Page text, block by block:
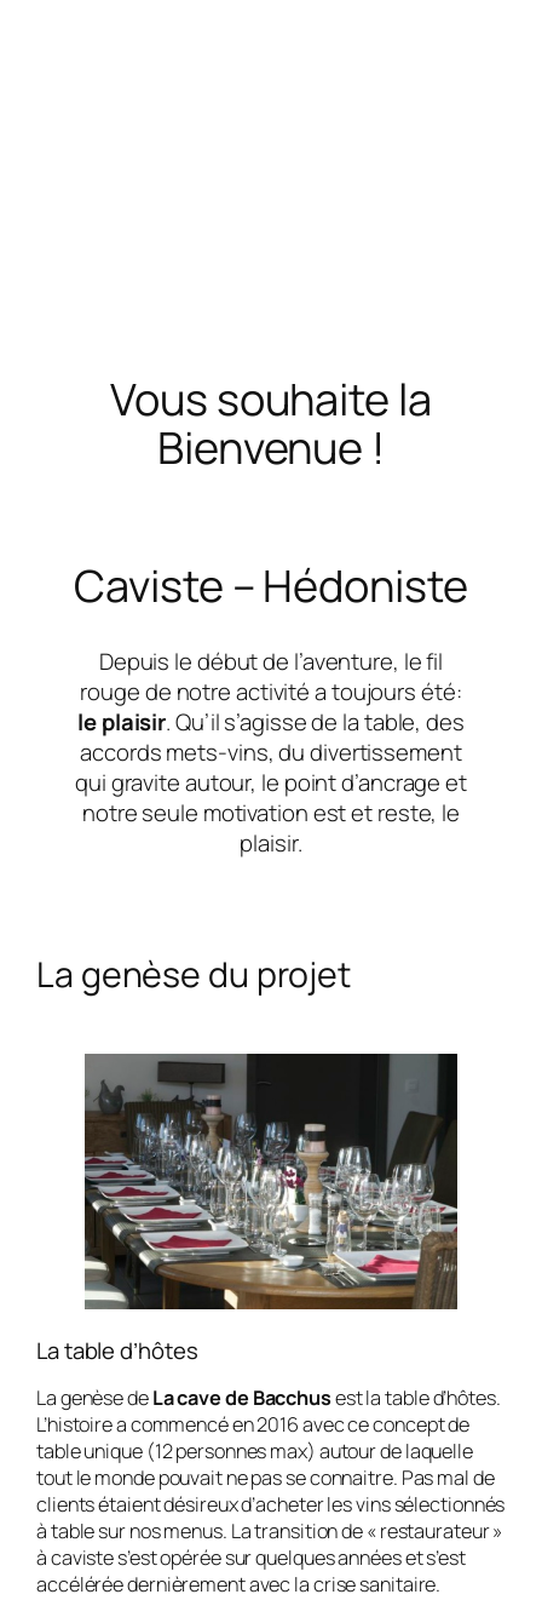
Vous souhaite la
Bienvenue !
Caviste – Hédoniste
Depuis le début de l’aventure, le fil
rouge de notre activité a toujours été:
le plaisir. Qu’il s’agisse de la table, des
accords mets-vins, du divertissement
qui gravite autour, le point d’ancrage et
notre seule motivation est et reste, le
plaisir.
La genèse du projet
La table d’hôtes
La genèse deLa cave de Bacchusest la table d’hôtes.
L’histoire a commencé en 2016 avec ce concept de
table unique (12 personnes max) autour de laquelle
tout le monde pouvait ne pas se connaitre. Pas mal de
clients étaient désireux d’acheter les vins sélectionnés
à table sur nos menus. La transition de « restaurateur »
à caviste s’est opérée sur quelques années et s’est
accélérée dernièrement avec la crise sanitaire.